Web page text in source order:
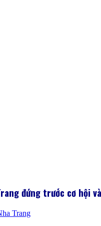
đứng trước cơ hội
Trang